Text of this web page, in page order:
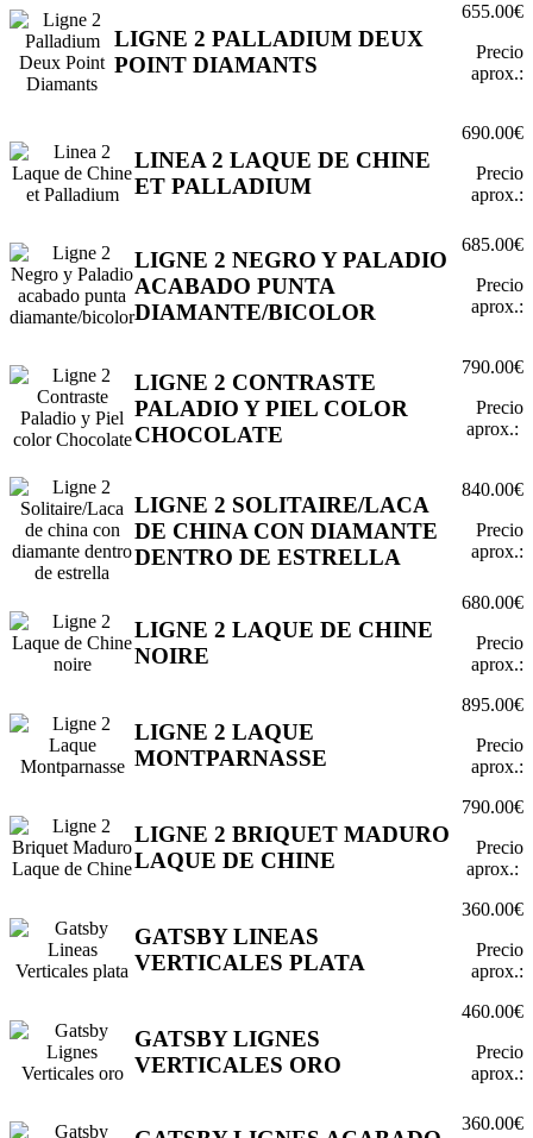
LIGNE 2 PALLADIUM DEUX
POINT DIAMANTS
655.00€
Precio
aprox.:
LINEA 2 LAQUE DE CHINE
ET PALLADIUM
690.00€
Precio
aprox.:
LIGNE 2 NEGRO Y PALADIO
ACABADO PUNTA
DIAMANTE/BICOLOR
685.00€
Precio
aprox.:
LIGNE 2 CONTRASTE
PALADIO Y PIEL COLOR
CHOCOLATE
790.00€
Precio
aprox.:
LIGNE 2 SOLITAIRE/LACA
DE CHINA CON DIAMANTE
DENTRO DE ESTRELLA
840.00€
Precio
aprox.:
LIGNE 2 LAQUE DE CHINE
NOIRE
680.00€
Precio
aprox.:
LIGNE 2 LAQUE
MONTPARNASSE
895.00€
Precio
aprox.:
LIGNE 2 BRIQUET MADURO
LAQUE DE CHINE
790.00€
Precio
aprox.:
GATSBY LINEAS
VERTICALES PLATA
360.00€
Precio
aprox.:
GATSBY LIGNES
VERTICALES ORO
460.00€
Precio
aprox.:
360.00€